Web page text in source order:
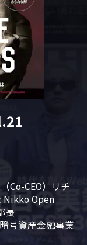
Co-CEO）リチ
Nikko Open
長
号資産金融事業